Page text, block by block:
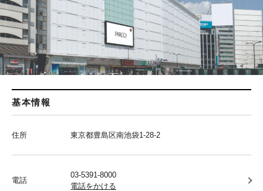
基本情報
住所 東京都豊島区南池袋1-28-2
電話
03-5391-8000
電話をかける